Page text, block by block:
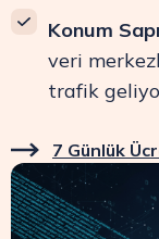
Konum
veri
trafik
7 Günlük